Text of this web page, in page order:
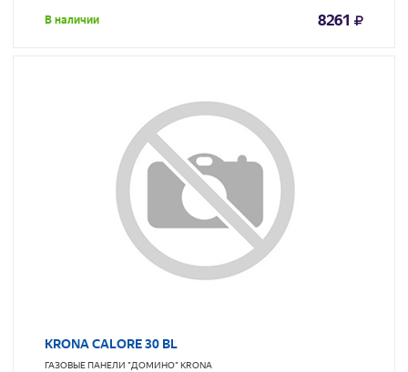
В наличии 8261
KRONA CALORE 30 BL
ГАЗОВЫЕ ПАНЕЛИ "ДОМИНО"KRONA